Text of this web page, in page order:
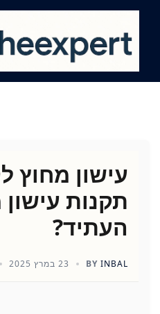
content
עישון מחוץ
תקנות
העתיד?
BY INBAL 23 במרץ 2025